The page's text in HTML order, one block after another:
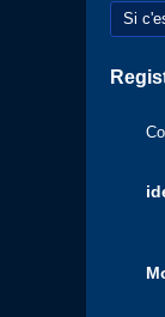
Si